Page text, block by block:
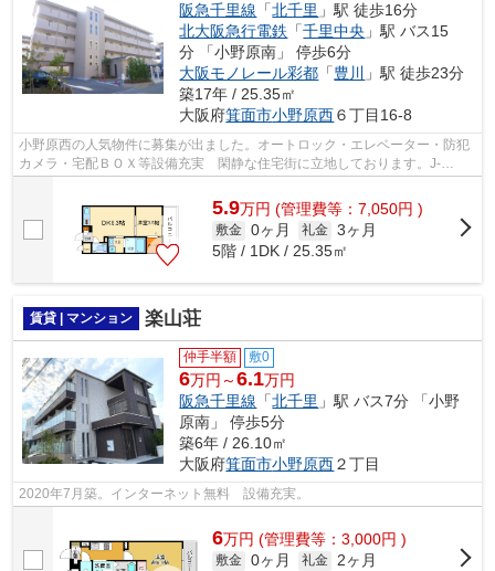
阪急千里線 「北千里 」駅 徒歩16分
北大阪急行電鉄 「千里中央 」駅 バス15
分 「小野原南」 停歩6分
大阪モノレール彩都 「豊川
」駅 徒歩23分
築17年 / 25.35㎡
大阪府箕面市小野原西６丁目16-8
小野原西の人気物件に募集が出ました。オートロック・エレベーター・防犯
カメラ・宅配ＢＯＸ等設備充実 閑静な住宅街に立地しております。J-
COM320M無料
5.9万円 (管理費等：7,050円 )
敷金 0ヶ月 礼金 3ヶ月
5階 / 1DK / 25.35㎡
賃貸 | マンション 楽山荘
仲手半額 敷0
6万円～6.1万円
阪急千里線 「北千里 」駅 バス7分 「小野
原南」 停歩5分
築6年 / 26.10㎡
大阪府箕面市小野原西２丁目
2020年7月築。インターネット無料 設備充実。
6万円 (管理費等：3,000円 )
敷金 0ヶ月 礼金
2ヶ月